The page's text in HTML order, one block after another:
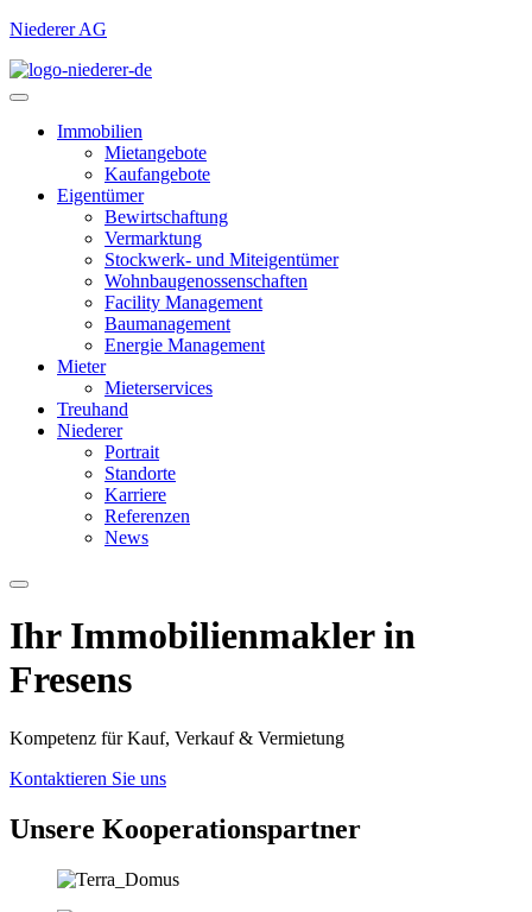
Niederer AG
Immobilien
Mietangebote
Kaufangebote
Eigentümer
Bewirtschaftung
Vermarktung
Stockwerk- und Miteigentümer
Wohnbaugenossenschaften
Facility Management
Baumanagement
Energie Management
Mieter
Mieterservices
Treuhand
Niederer
Portrait
Standorte
Karriere
Referenzen
News
Ihr Immobilien­­­makler in
Fresens
Kompetenz für Kauf, Verkauf & Vermietung
Kontaktieren Sie uns
Unsere Koopera­tions­partner